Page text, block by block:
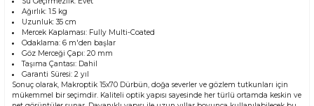
Ağırlık: 1.5 kg
Uzunluk: 35 cm
Mercek Kaplaması: Fully Multi-Coated
Odaklama: 6 m'den başlar
Göz Merceği Çapı: 20 mm
Taşıma Çantası: Dahil
Garanti Süresi: 2 yıl
Sonuç olarak, Makroptik 15x70 Dürbün, doğa severler ve gözlem tutkunları için
mükemmel bir seçimdir. Kaliteli optik yapısı sayesinde her türlü ortamda keskin ve